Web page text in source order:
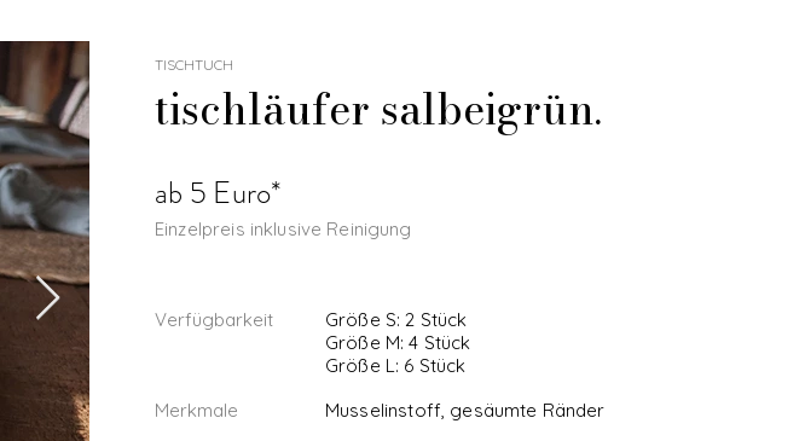
TISCHTUCH
tischläufer salbeigrün.
ab 5 Euro*
Einzelpreis inklusive Reinigung
Verfügbarkeit
Merkmale
Größe S: 2 Stück
Größe M: 4 Stück
Größe L: 6 Stück
Musselinstoff, gesäumte Ränder